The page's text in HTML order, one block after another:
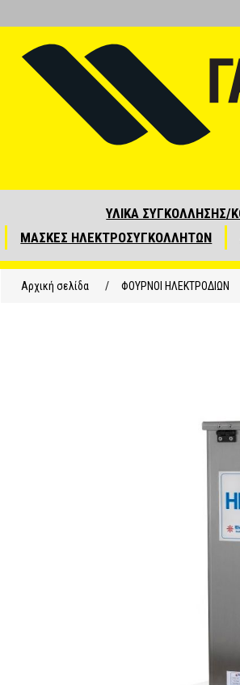
ΥΛΙΚΑ ΣΥΓΚΟΛΛΗΣΗΣ/
ΜΑΣΚΕΣ ΗΛΕΚΤΡΟΣΥΓΚΟΛΛΗΤΩΝ
Αρχική σελίδα / ΦΟΥΡΝΟΙ ΗΛΕΚΤΡΟΔΙΩΝ